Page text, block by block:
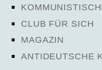
CLUB FÜR SICH
MAGAZIN
ANTIDEUTSCHE